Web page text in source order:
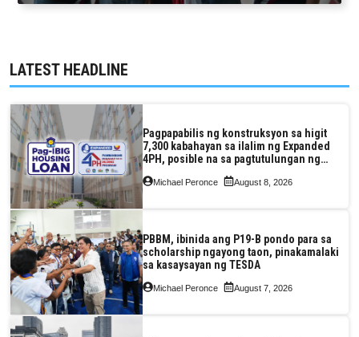
LATEST HEADLINE
Pagpapabilis ng konstruksyon sa higit
7,300 kabahayan sa ilalim ng Expanded
4PH, posible na sa pagtutulungan ng
Pag-IBIG at P.A. Alvarez
Michael Peronce August 8, 2026
PBBM, ibinida ang P19-B pondo para sa
scholarship ngayong taon, pinakamalaki
sa kasaysayan ng TESDA
Michael Peronce August 7, 2026